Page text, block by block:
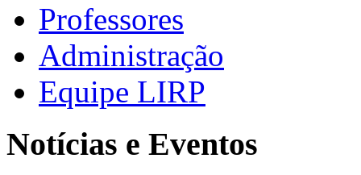
Professores
Administração
Equipe LIRP
Notícias e Eventos